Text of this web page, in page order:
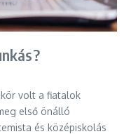
volt a fiatalok
első önálló
és középiskolás